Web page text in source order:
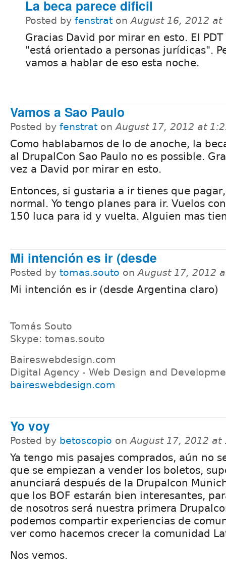
La beca parece dificil
Posted by fenstrat onAugust 16, 2012 at
Gracias David por mirar en esto. El
"está orientado a personas jurídicas".
vamos a hablar de eso esta noche.
Vamos a Sao Paulo
Posted by fenstrat onAugust 17, 2012 at
Como hablabamos de lo de anoche, la
al DrupalCon Sao Paulo no es possible.
vez a David por mirar en esto.
Entonces, si gustaria a ir tienes que
normal. Yo tengo planes para ir. Vuelos
150 luca para id y vuelta. Alguien mas
Mi intención es ir (desde
Posted by tomas.souto onAugust 17, 2012
Mi intención es ir (desde Argentina claro)
Tomás Souto
Skype: tomas.souto
Baireswebdesign.com
Digital Agency - Web Design and
baireswebdesign.com
Yo voy
Posted by betoscopio onAugust 17, 2012 at
Ya tengo mis pasajes comprados, aún no
que se empiezan a vender los boletos,
anunciará después de la Drupalcon
que los BOF estarán bien interesantes,
de nosotros será nuestra primera
podemos compartir experiencias de
ver como hacemos crecer la comunidad
Nos vemos.